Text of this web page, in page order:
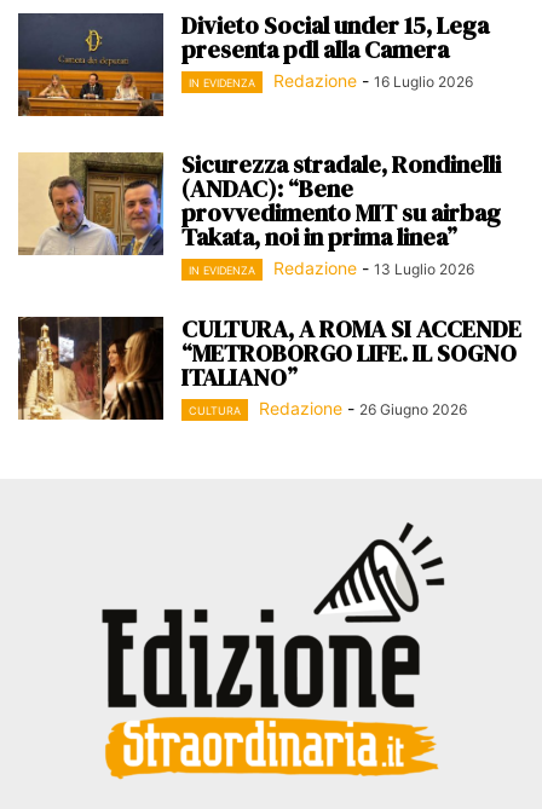
Divieto Social under 15, Lega
presenta pdl alla Camera
IN EVIDENZA Redazione - 16 Luglio 2026
Sicurezza stradale, Rondinelli
(ANDAC): “Bene
provvedimento MIT su airbag
Takata, noi in prima linea”
IN EVIDENZA Redazione - 13 Luglio 2026
CULTURA, A ROMA SI ACCENDE
“METROBORGO LIFE. IL SOGNO
ITALIANO”
CULTURA Redazione - 26 Giugno 2026